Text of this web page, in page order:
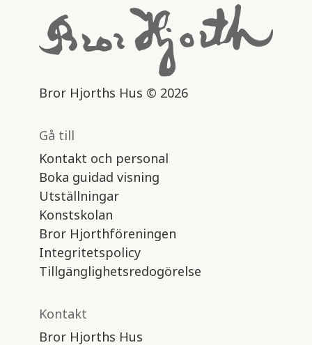
Bror Hjorths Hus © 2026
Gå till
Kontakt och personal
Boka guidad visning
Utställningar
Konstskolan
Bror Hjorthföreningen
Integritetspolicy
Tillgänglighetsredogörelse
Kontakt
Bror Hjorths Hus